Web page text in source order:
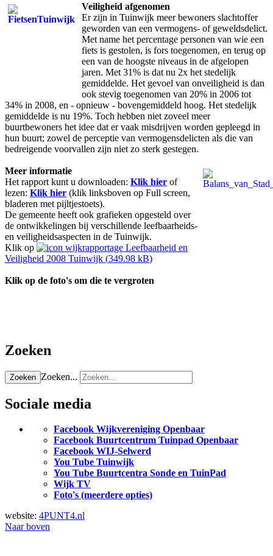
Veiligheid afgenomen
Er zijn in Tuinwijk meer bewoners slachtoffer
geworden van een vermogens- of geweldsdelict.
Met name het percentage personen van wie een
fiets is gestolen, is fors toegenomen, en terug op
een van de hoogste niveaus in de afgelopen
jaren. Met 31% is dat nu 2x het stedelijk
gemiddelde. Het gevoel van onveiligheid is dan
ook stevig toegenomen van 20% in 2006 tot
34% in 2008, en - opnieuw - bovengemiddeld hoog. Het stedelijk
gemiddelde is nu 19%. Toch hebben niet zoveel meer
buurtbewoners het idee dat er vaak misdrijven worden gepleegd in
hun buurt; zowel de perceptie van vermogensdelicten als die van
bedreigende voorvallen zijn niet zo sterk gestegen.
Meer informatie
Het rapport kunt u downloaden: Klik hier of
lezen: Klik hier (klik linksboven op Full screen,
bladeren met pijltjestoets).
De gemeente heeft ook grafieken opgesteld over
de ontwikkelingen bij verschillende leefbaarheids-
en veiligheidsaspecten in de Tuinwijk.
Klik op
wijkrapportage Leefbaarheid en
Veiligheid 2008 Tuinwijk (349.98 kB)
Klik op de foto's om die te vergroten
Zoeken
Zoeken Zoeken...
Sociale media
Facebook Wijkvereniging Openbaar
Facebook Buurtcentrum Tuinpad Openbaar
Facebook WIJ-Selwerd
You Tube Tuinwijk
You Tube Buurtcentra Sonde en TuinPad
Wijk TV
Foto's (meerdere opties)
website: 4PUNT4.nl
Naar boven